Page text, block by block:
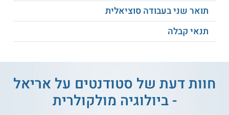
דרישות הסף בבגרויות הינן:
מתמטיקה:
4 יחידות בציון 70 ומעלה.
ציון נמוך מן הנדרש מחייב מכינת השלמה.
תואר שני בעבודה סוציאלית
תנאי קבלה
חוות דעת של סטודנטים על אריאל
- ביולוגיה מולקולרית